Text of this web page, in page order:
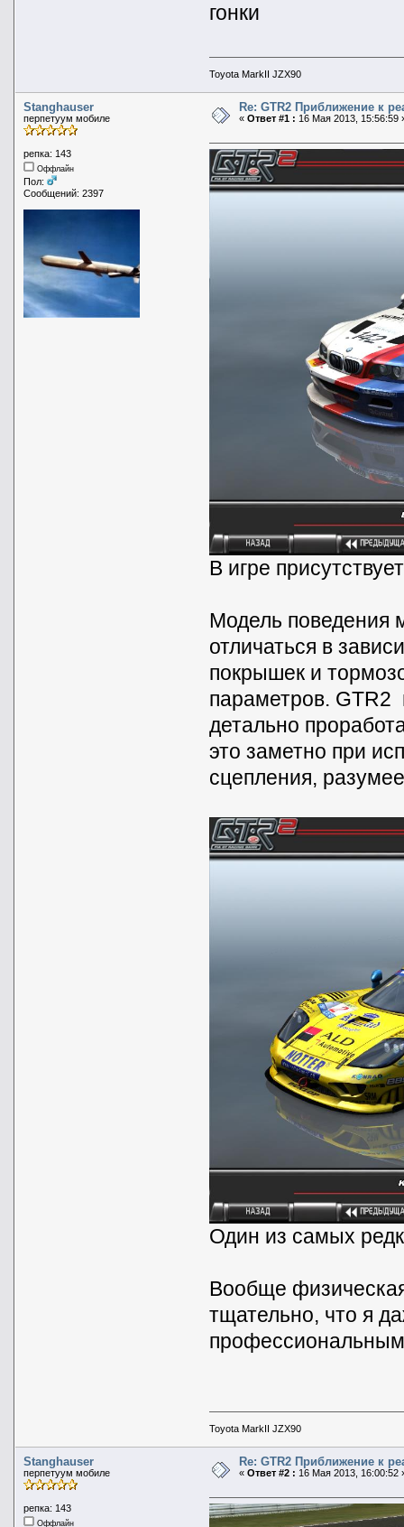
гонки
Toyota MarkII JZX90
Stanghauser
перпетуум мобиле
репка: 143
Оффлайн
Пол:
Сообщений: 2397
Re: GTR2 Приближение к
« Ответ #1 : 16 Мая 2013, 15:56:59
В игре
Модель поведения
отличаться в
покрышек и
параметров. GTR2
детально
это заметно при
сцепления,
Один из самых
Вообще
тщательно, что я
Toyota MarkII JZX90
Stanghauser
перпетуум мобиле
репка: 143
Оффлайн
Re: GTR2 Приближение к
« Ответ #2 : 16 Мая 2013, 16:00:52